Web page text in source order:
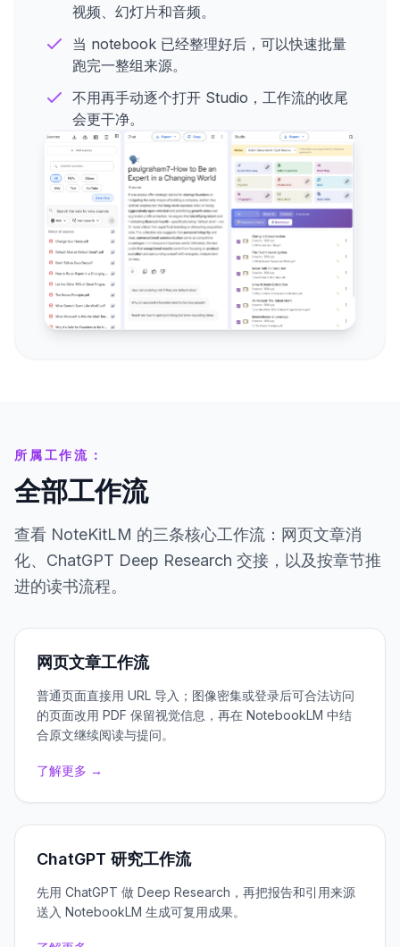
视频、幻灯片和音频。
当 notebook 已经整理好后，可以快速批量
跑完一整组来源。
不用再手动逐个打开 Studio，工作流的收尾
会更干净。
所属工作流：
全部工作流
查看 NoteKitLM 的三条核心工作流：网页文章消
化、ChatGPT Deep Research 交接，以及按章节推
进的读书流程。
网页文章工作流
普通页面直接用 URL 导入；图像密集或登录后可合法访问
的页面改用 PDF 保留视觉信息，再在 NotebookLM 中结
合原文继续阅读与提问。
了解更多 →
ChatGPT 研究工作流
先用 ChatGPT 做 Deep Research，再把报告和引用来源
送入 NotebookLM 生成可复用成果。